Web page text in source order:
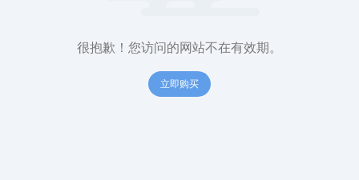
很抱歉！您访问的网站不在有效期。
立即购买